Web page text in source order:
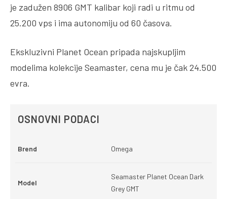
je zadužen 8906 GMT kalibar koji radi u ritmu od
25.200 vps i ima autonomiju od 60 časova.
Ekskluzivni Planet Ocean pripada najskupljim
modelima kolekcije Seamaster, cena mu je čak 24.500
evra.
OSNOVNI PODACI
Brend Omega
Model
Seamaster Planet Ocean Dark
Grey GMT